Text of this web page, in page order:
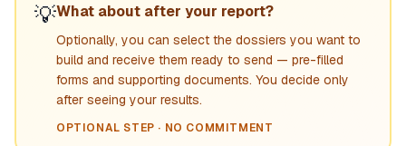
💡What about after your report?
Optionally, you can select the dossiers you want to
build and receive them ready to send — pre-filled
forms and supporting documents. You decide only
after seeing your results.
OPTIONAL STEP · NO COMMITMENT